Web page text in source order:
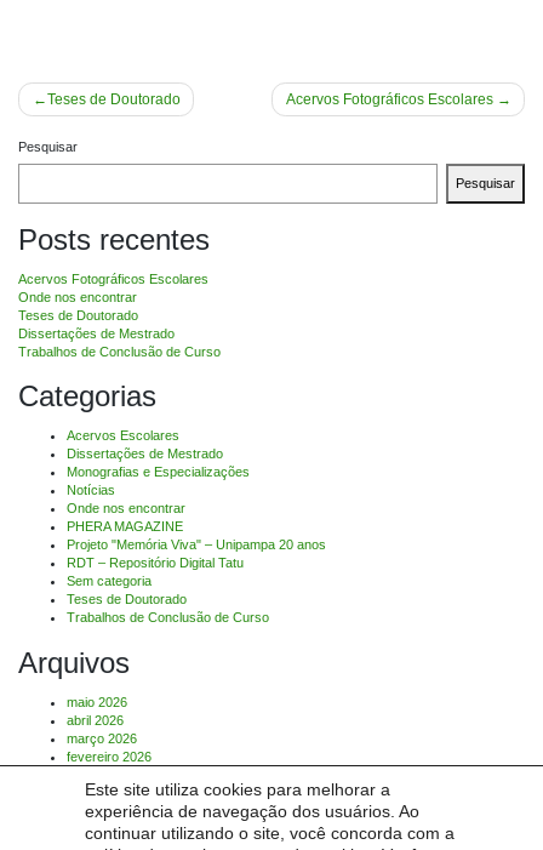
Este site utiliza cookies para melhorar a
experiência de navegação dos usuários. Ao
continuar utilizando o site, você concorda com a
Navegação
Post
Teses de Doutorado Acervos Fotográficos Escolares
Pesquisar
Pesquisar
Posts recentes
Acervos Fotográficos Escolares
Onde nos encontrar
Teses de Doutorado
Dissertações de Mestrado
Trabalhos de Conclusão de Curso
Categorias
Acervos Escolares
Dissertações de Mestrado
Monografias e Especializações
Notícias
Onde nos encontrar
PHERA MAGAZINE
Projeto "Memória Viva" – Unipampa 20 anos
RDT – Repositório Digital Tatu
Sem categoria
Teses de Doutorado
Trabalhos de Conclusão de Curso
Arquivos
maio 2026
abril 2026
março 2026
fevereiro 2026
Comentários
Nenhum comentário para mostrar.